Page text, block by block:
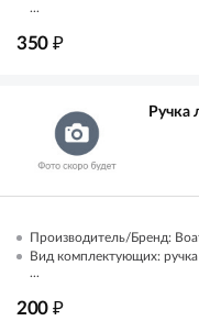
...
350 ₽
Ручка
Производитель/Бренд:
Вид комплектующих: ручка
...
200 ₽